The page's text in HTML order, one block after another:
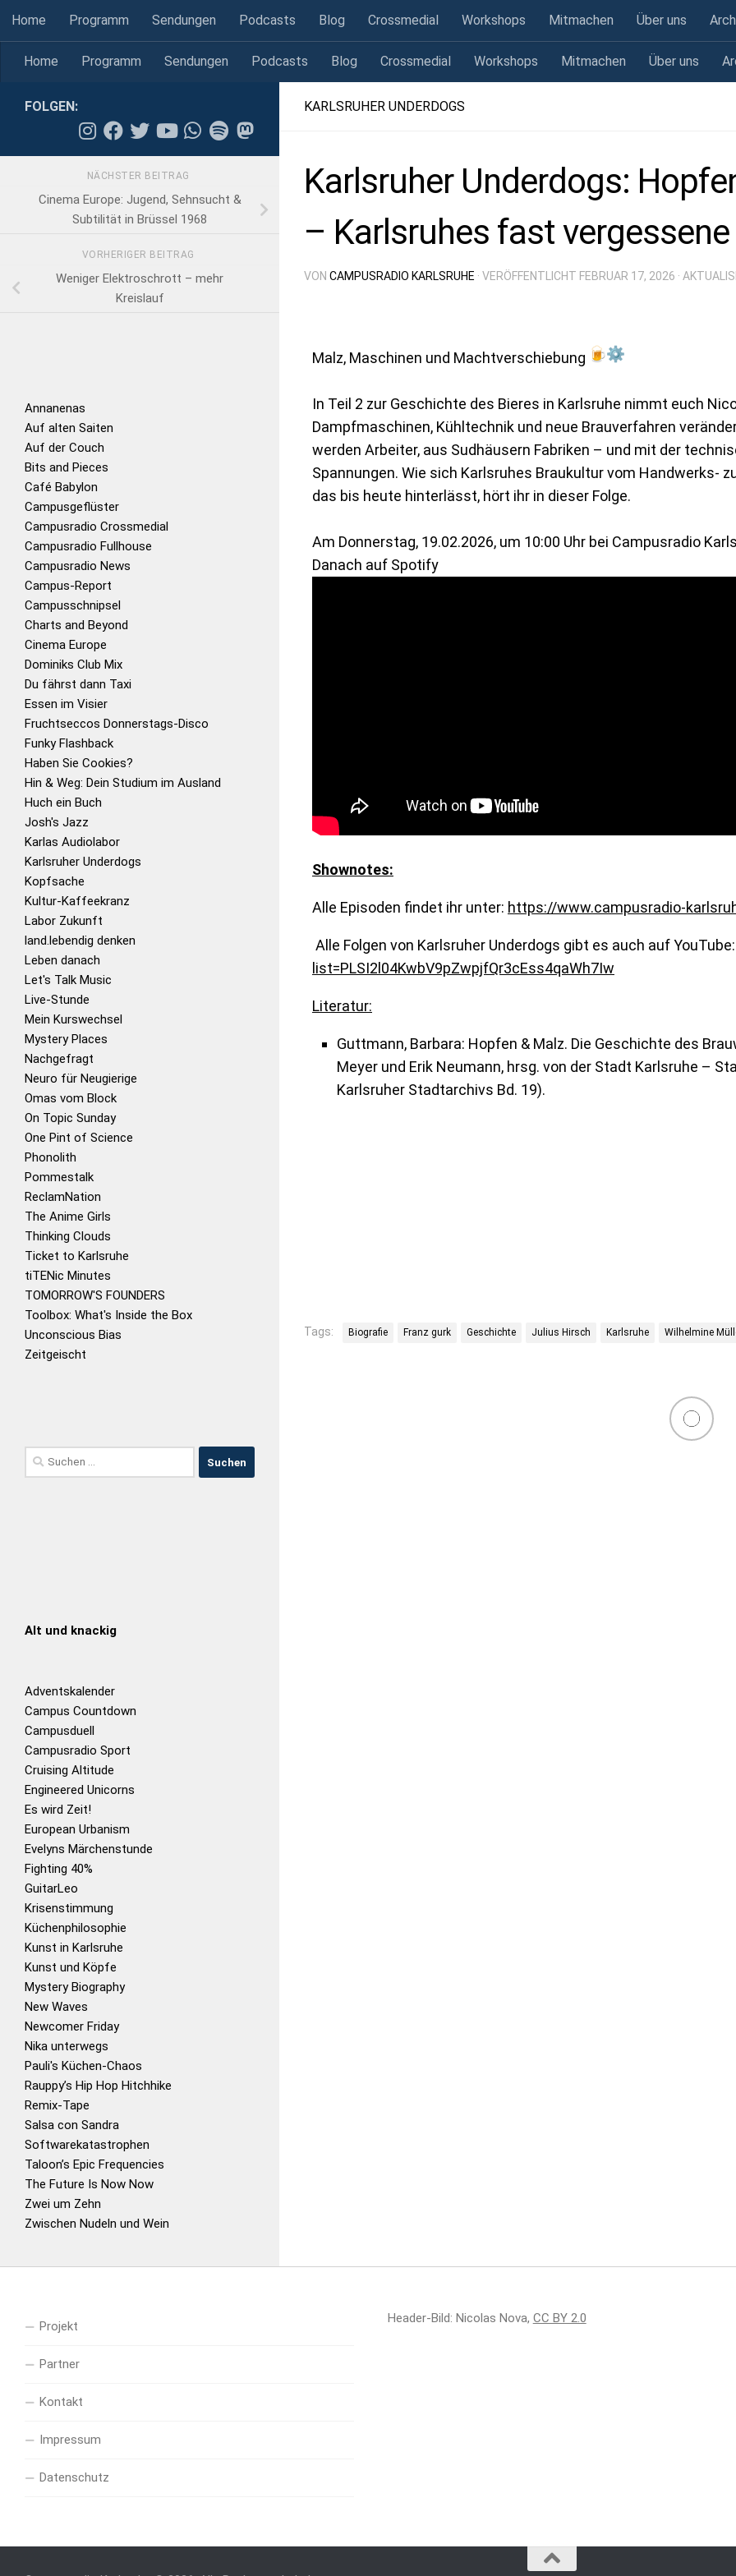
Skip to content
Home Programm Sendungen Podcasts Blog Crossmedial Workshops Mitmachen Über uns
Home Programm Sendungen Podcasts Blog Crossmedial Workshops Mitmachen Über uns
KARLSRUHER UNDERDOGS
Karlsruher Underdogs:
– Karlsruhes fast
VON CAMPUSRADIO KARLSRUHE · VERÖFFENTLICHT FEBRUAR 17, 2026 ·
Malz, Maschinen und Machtverschiebung
In Teil 2 zur Geschichte des Bieres in Karlsruhe nimmt euch
Dampfmaschinen, Kühltechnik und neue Brauverfahren
werden Arbeiter, aus Sudhäusern Fabriken – und mit der
Spannungen. Wie sich Karlsruhes Braukultur vom Handwerks-
das bis heute hinterlässt, hört ihr in dieser Folge.
Am Donnerstag, 19.02.2026, um 10:00 Uhr bei Campusradio
Danach auf Spotify
Shownotes:
Alle Episoden findet ihr unter: https://www.campusradio-
Alle Folgen von Karlsruher Underdogs gibt es auch auf
list=PLSI2l04KwbV9pZwpjfQr3cEss4qaWh7Iw
Literatur:
Guttmann, Barbara: Hopfen & Malz. Die Geschichte des
Meyer und Erik Neumann, hrsg. von der Stadt Karlsruhe –
Karlsruher Stadtarchivs Bd. 19).
Tags: Biografie Franz gurk Geschichte Julius Hirsch Karlsruhe Wilhelmine
FOLGEN:
NÄCHSTER BEITRAG
Cinema Europe: Jugend, Sehnsucht &
Subtilität in Brüssel 1968
VORHERIGER BEITRAG
Weniger Elektroschrott – mehr
Kreislauf
Annanenas
Auf alten Saiten
Auf der Couch
Bits and Pieces
Café Babylon
Campusgeflüster
Campusradio Crossmedial
Campusradio Fullhouse
Campusradio News
Campus-Report
Campusschnipsel
Charts and Beyond
Cinema Europe
Dominiks Club Mix
Du fährst dann Taxi
Essen im Visier
Fruchtseccos Donnerstags-Disco
Funky Flashback
Haben Sie Cookies?
Hin & Weg: Dein Studium im Ausland
Huch ein Buch
Josh's Jazz
Karlas Audiolabor
Karlsruher Underdogs
Kopfsache
Kultur-Kaffeekranz
Labor Zukunft
land.lebendig denken
Leben danach
Let's Talk Music
Live-Stunde
Mein Kurswechsel
Mystery Places
Nachgefragt
Neuro für Neugierige
Omas vom Block
On Topic Sunday
One Pint of Science
Phonolith
Pommestalk
ReclamNation
The Anime Girls
Thinking Clouds
Ticket to Karlsruhe
tiTENic Minutes
TOMORROW'S FOUNDERS
Toolbox: What's Inside the Box
Unconscious Bias
Zeitgeischt
Alt und knackig
Adventskalender
Campus Countdown
Campusduell
Campusradio Sport
Cruising Altitude
Engineered Unicorns
Es wird Zeit!
European Urbanism
Evelyns Märchenstunde
Fighting 40%
GuitarLeo
Krisenstimmung
Küchenphilosophie
Kunst in Karlsruhe
Kunst und Köpfe
Mystery Biography
New Waves
Newcomer Friday
Nika unterwegs
Pauli's Küchen-Chaos
Rauppy’s Hip Hop Hitchhike
Remix-Tape
Salsa con Sandra
Softwarekatastrophen
Taloon’s Epic Frequencies
The Future Is Now Now
Zwei um Zehn
Zwischen Nudeln und Wein
Projekt
Partner
Kontakt
Impressum
Datenschutz
Header-Bild: Nicolas Nova, CC BY 2.0